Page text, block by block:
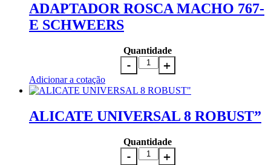
ADAPTADOR ROSCA MACHO 767-
E SCHWEERS
Quantidade
Adicionar a cotação
ALICATE UNIVERSAL 8 ROBUST”
Quantidade